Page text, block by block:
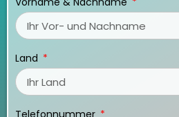
Land